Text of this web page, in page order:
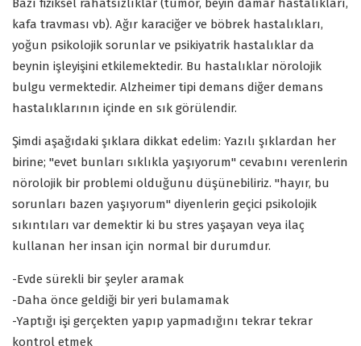
Bazı fiziksel rahatsızlıklar (tümör, beyin damar hastalıkları,
kafa travması vb). Ağır karaciğer ve böbrek hastalıkları,
yoğun psikolojik sorunlar ve psikiyatrik hastalıklar da
beynin işleyişini etkilemektedir. Bu hastalıklar nörolojik
bulgu vermektedir. Alzheimer tipi demans diğer demans
hastalıklarının içinde en sık görülendir.
Şimdi aşağıdaki şıklara dikkat edelim: Yazılı şıklardan her
birine; "evet bunları sıklıkla yaşıyorum" cevabını verenlerin
nörolojik bir problemi olduğunu düşünebiliriz. "hayır, bu
sorunları bazen yaşıyorum" diyenlerin geçici psikolojik
sıkıntıları var demektir ki bu stres yaşayan veya ilaç
kullanan her insan için normal bir durumdur.
-Evde sürekli bir şeyler aramak
-Daha önce geldiği bir yeri bulamamak
-Yaptığı işi gerçekten yapıp yapmadığını tekrar tekrar
kontrol etmek